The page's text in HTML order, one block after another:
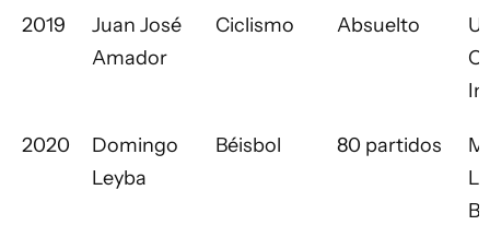
2019
Juan José
Amador
Ciclismo Absuelto
2020
Domingo
Leyba
Béisbol 80 partidos